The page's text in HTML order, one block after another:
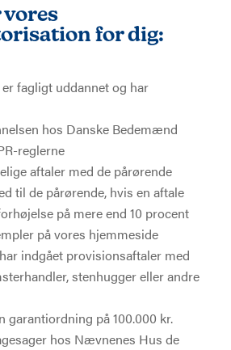
for dig:
fagligt uddannet og har
hos Danske Bedemænd
reglerne
aftaler med de pårørende
til de pårørende, hvis en aftale
på mere end 10 procent
på vores hjemmeside
indgået provisionsaftaler med
stenhugger eller andre
garantiordning på 100.000 kr.
hos Nævnenes Hus de